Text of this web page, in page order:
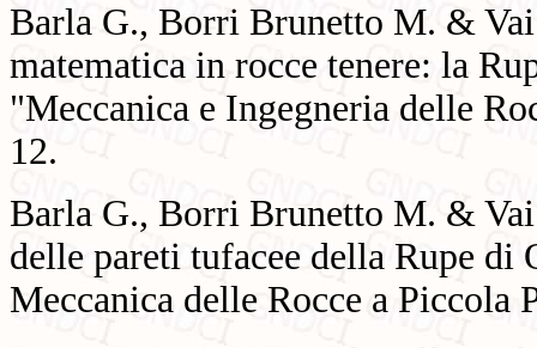
Barla G., Borri Brunetto M. &
matematica in rocce tenere: la
"Meccanica e Ingegneria delle
12.
Barla G., Borri Brunetto M. &
delle pareti tufacee della Rupe
Meccanica delle Rocce a